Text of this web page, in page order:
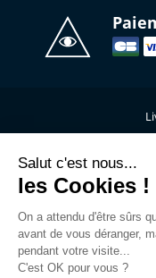
Salut c'est nous...
les Cookies !
On a attendu d'être sûrs
avant de vous déranger,
pendant votre visite...
C'est OK pour vous ?